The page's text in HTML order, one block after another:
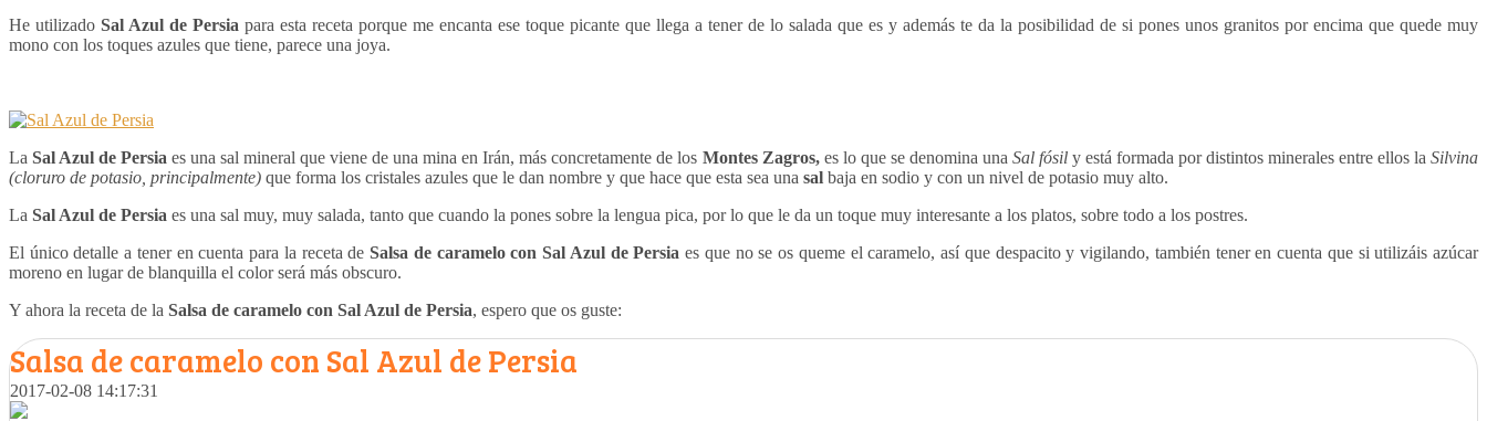
He utilizado Sal Azul de Persia para esta receta porque me encanta ese toque picante que llega a tener de lo salada que es y además te da la posibilidad de si pones unos granitos por encima que quede muy
mono con los toques azules que tiene, parece una joya.
LaSal Azul de Persia es una sal mineral que viene de una mina en Irán, más concretamente de los Montes Zagros, es lo que se denomina una Sal fósily está formada por distintos minerales entre ellos laSilvina
(cloruro de potasio, principalmente) que forma los cristales azules que le dan nombre y que hace que esta sea una sal baja en sodio y con un nivel de potasio muy alto.
La Sal Azul de Persia es una sal muy, muy salada, tanto que cuando la pones sobre la lengua pica, por lo que le da un toque muy interesante a los platos, sobre todo a los postres.
El único detalle a tener en cuenta para la receta deSalsa de caramelo con Sal Azul de Persia es que no se os queme el caramelo, así que despacito y vigilando, también tener en cuenta que si utilizáis azúcar
moreno en lugar de blanquilla el color será más obscuro.
Y ahora la receta de la Salsa de caramelo con Sal Azul de Persia, espero que os guste:
Salsa de caramelo con Sal Azul de Persia
2017-02-08 14:17:31